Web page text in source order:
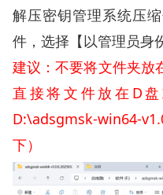
解压密钥管理系统压
件， 选择【以管理员身
建议：不要将文件夹放
直接将文件放在 D
D:\adsgmsk-win64-
下）